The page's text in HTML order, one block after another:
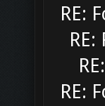
RE:
RE: